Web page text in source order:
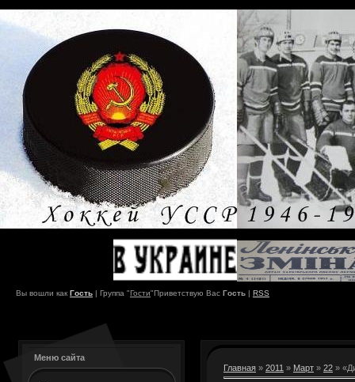
Вы вошли как Гость | Группа "Гости"Приветствую Вас Гость | RSS
Меню сайта
Главная » 2011 » Март » 22 »